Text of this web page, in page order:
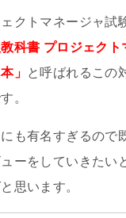
クトマネージャ試
科書 プロジェクト
」 と呼ばれるこの
。
も有名すぎるので
ーをしていきたい
思います。